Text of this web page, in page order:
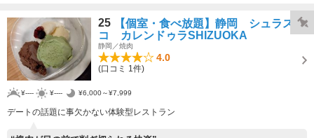
25
【個室・食べ放題】静岡 シュラス
コ カレンドゥラSHIZUOKA
静岡／焼肉
4.0
(口コミ 1件)
¥---- ¥---- ¥6,000～¥7,999
デートの話題に事欠かない体験型レストラン